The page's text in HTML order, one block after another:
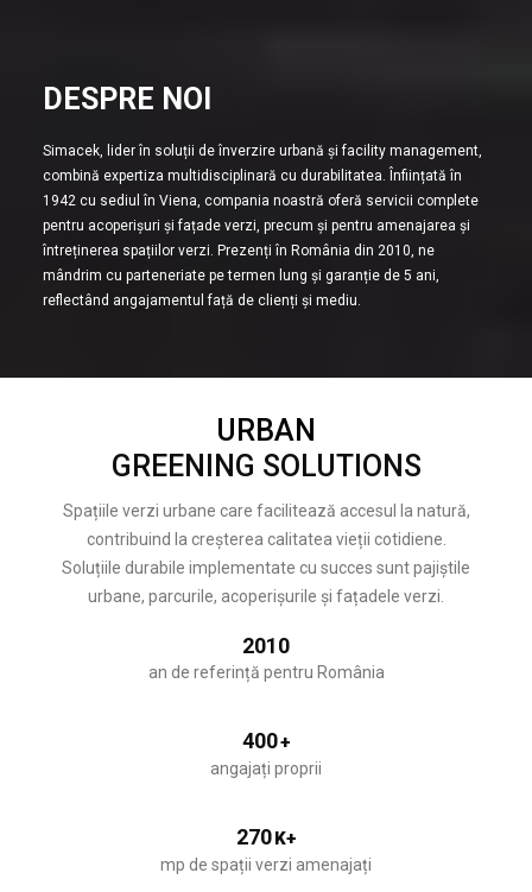
DESPRE NOI
Simacek, lider în soluții de înverzire urbană și facility management,
combină expertiza multidisciplinară cu durabilitatea. Înființată în
1942 cu sediul în Viena, compania noastră oferă servicii complete
pentru acoperișuri și fațade verzi, precum și pentru amenajarea și
întreținerea spațiilor verzi. Prezenți în România din 2010, ne
mândrim cu parteneriate pe termen lung și garanție de 5 ani,
reflectând angajamentul față de clienți și mediu.
URBAN
GREENING SOLUTIONS
Spațiile verzi urbane care facilitează accesul la natură,
contribuind la creșterea calitatea vieții cotidiene.
Soluțiile durabile implementate cu succes sunt pajiștile
urbane, parcurile, acoperișurile și fațadele verzi.
2010
an de referință pentru România
400+
angajați proprii
270K+
mp de spații verzi amenajați